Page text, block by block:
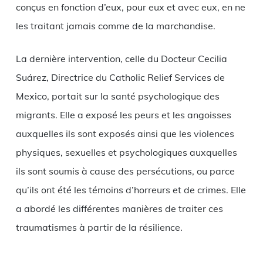
conçus en fonction d’eux, pour eux et avec eux, en ne
les traitant jamais comme de la marchandise.
La dernière intervention, celle du Docteur Cecilia
Suárez, Directrice du Catholic Relief Services de
Mexico, portait sur la santé psychologique des
migrants. Elle a exposé les peurs et les angoisses
auxquelles ils sont exposés ainsi que les violences
physiques, sexuelles et psychologiques auxquelles
ils sont soumis à cause des persécutions, ou parce
qu’ils ont été les témoins d’horreurs et de crimes. Elle
a abordé les différentes manières de traiter ces
traumatismes à partir de la résilience.